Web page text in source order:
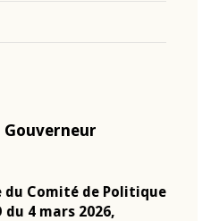
Comité de Politique
du 4 mars 2026,